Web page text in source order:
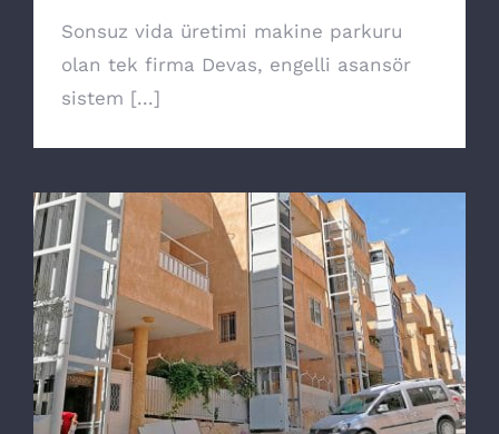
Sonsuz vida üretimi makine parkuru
olan tek firma Devas, engelli asansör
sistem [...]
Hidrolik Ev Asansörü Teknolojileri